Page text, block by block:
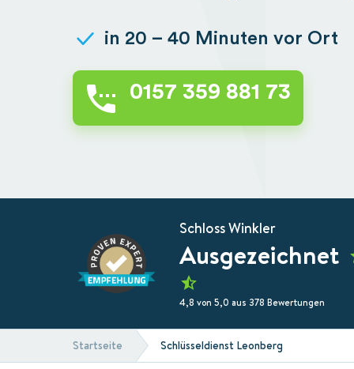
in 20 – 40 Minuten vor Ort
0157 359 881 73
Schloss Winkler
Ausgezeichnet
4,8 von 5,0 aus 378 Bewertungen
Startseite Schlüsseldienst Leonberg